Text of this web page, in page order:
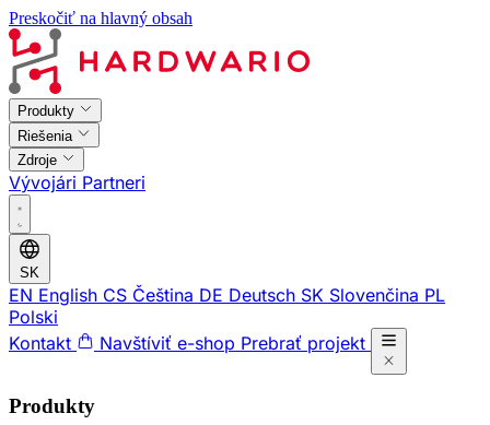
Preskočiť na hlavný obsah
Produkty
Riešenia
Zdroje
Vývojári Partneri
SK
EN English CS Čeština DE Deutsch SK Slovenčina PL
Polski
Kontakt
Navštíviť e-shop Prebrať projekt
Produkty